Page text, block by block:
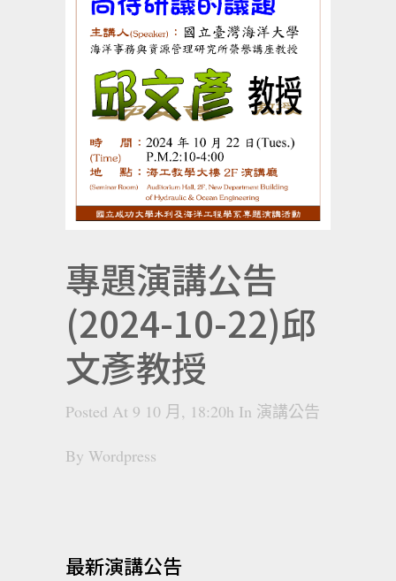
專題演講公告
(2024-10-22)邱
文彥教授
Posted At 9 10 月, 18:20h In 演講公告
By Wordpress
最新演講公告